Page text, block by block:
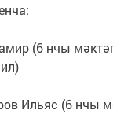
(6 нчы
Ильяс (6 нчы